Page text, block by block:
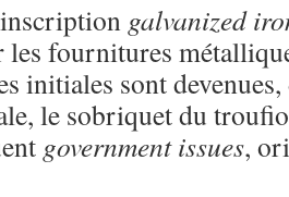
galvanized
fournitures
initiales sont
le sobriquet du
government issues,